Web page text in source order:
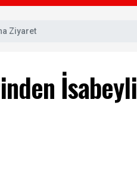
Ziyaret
İsabeyli